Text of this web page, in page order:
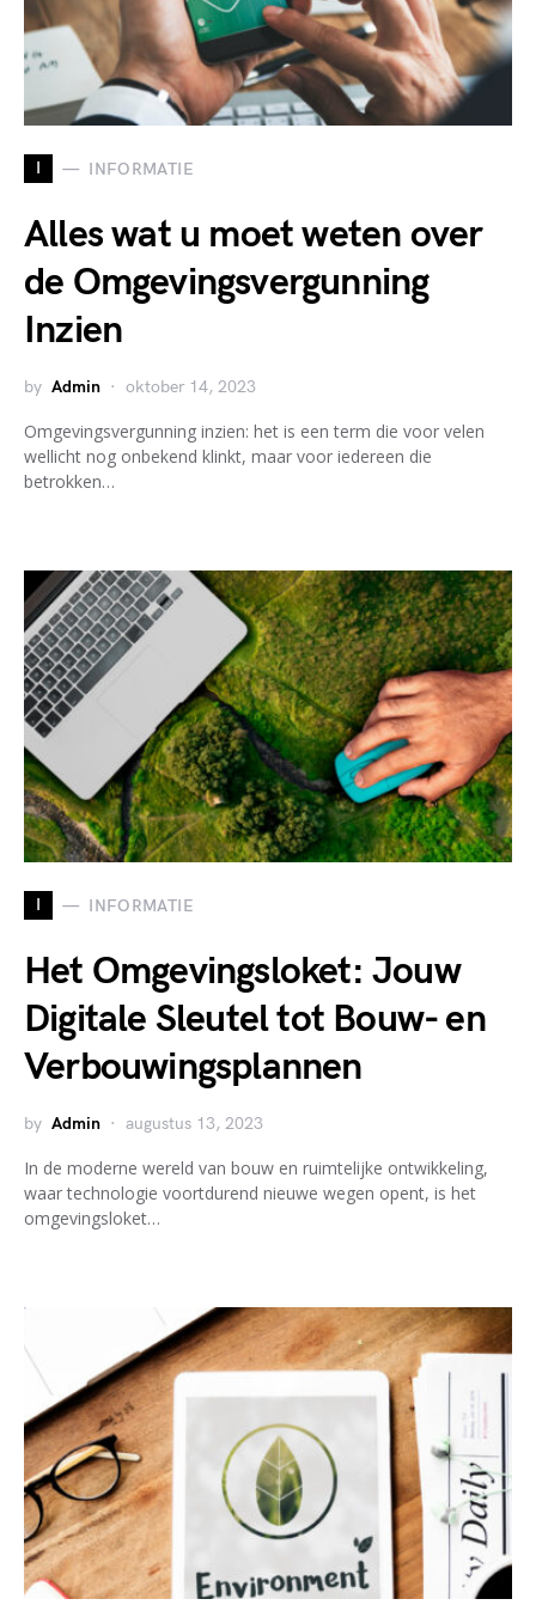
I INFORMATIE
Alles wat u moet weten over
de Omgevingsvergunning
Inzien
by Admin oktober 14, 2023
Omgevingsvergunning inzien: het is een term die voor velen
wellicht nog onbekend klinkt, maar voor iedereen die
betrokken…
I INFORMATIE
Het Omgevingsloket: Jouw
Digitale Sleutel tot Bouw- en
Verbouwingsplannen
by Admin augustus 13, 2023
In de moderne wereld van bouw en ruimtelijke ontwikkeling,
waar technologie voortdurend nieuwe wegen opent, is het
omgevingsloket…